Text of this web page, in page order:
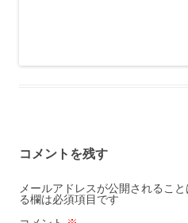
コメントを残す
メールアドレスが公開されること
る欄は必須項目です